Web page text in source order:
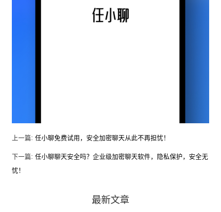
上一篇: 任小聊免费试用，安全加密聊天从此不再担忧！
下一篇: 任小聊聊天安全吗？企业级加密聊天软件，隐私保护，安全无
忧！
最新文章